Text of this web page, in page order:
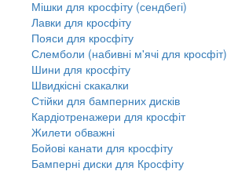
Мішки для кросфіту (сендбегі)
Лавки для кросфіту
Пояси для кросфіту
Слемболи (набивні м'ячі для кросфіт)
Шини для кросфіту
Швидкісні скакалки
Стійки для бамперних дисків
Кардіотренажери для кросфіт
Жилети обважні
Бойові канати для кросфіту
Бамперні диски для Кросфіту